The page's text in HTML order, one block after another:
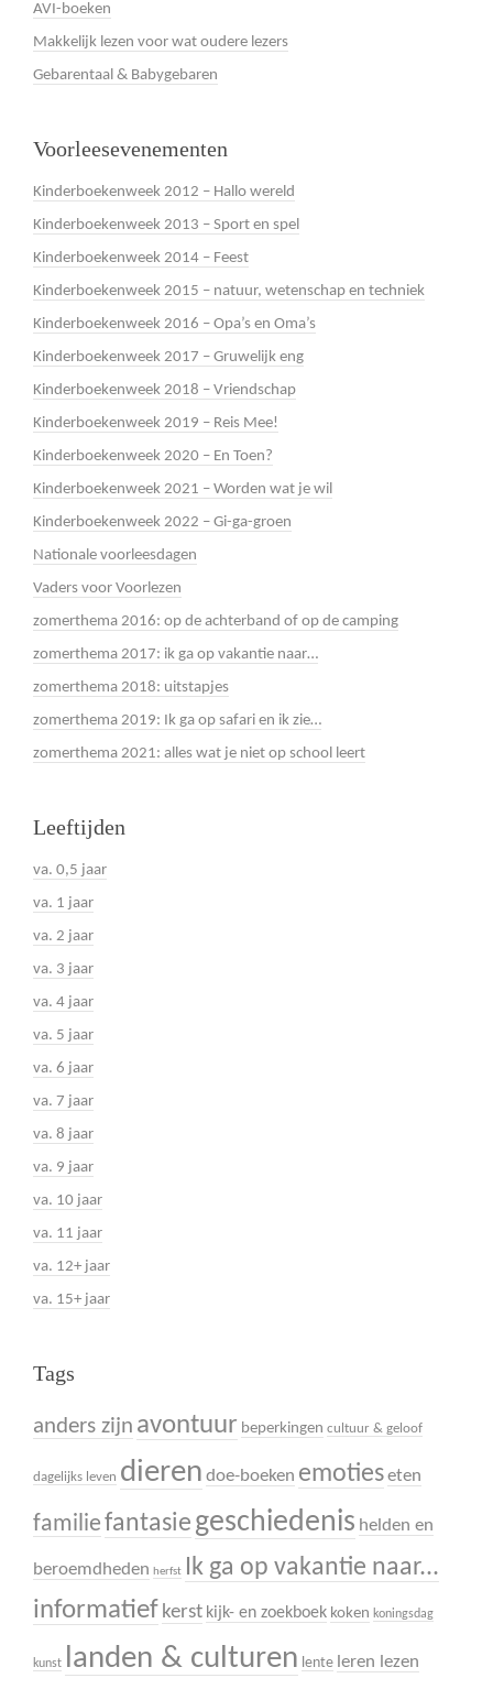
AVI-boeken
Makkelijk lezen voor wat oudere lezers
Gebarentaal & Babygebaren
Voorleesevenementen
Kinderboekenweek 2012 – Hallo wereld
Kinderboekenweek 2013 – Sport en spel
Kinderboekenweek 2014 – Feest
Kinderboekenweek 2015 – natuur, wetenschap en techniek
Kinderboekenweek 2016 – Opa’s en Oma’s
Kinderboekenweek 2017 – Gruwelijk eng
Kinderboekenweek 2018 – Vriendschap
Kinderboekenweek 2019 – Reis Mee!
Kinderboekenweek 2020 – En Toen?
Kinderboekenweek 2021 – Worden wat je wil
Kinderboekenweek 2022 – Gi-ga-groen
Nationale voorleesdagen
Vaders voor Voorlezen
zomerthema 2016: op de achterband of op de camping
zomerthema 2017: ik ga op vakantie naar…
zomerthema 2018: uitstapjes
zomerthema 2019: Ik ga op safari en ik zie…
zomerthema 2021: alles wat je niet op school leert
Leeftijden
va. 0,5 jaar
va. 1 jaar
va. 2 jaar
va. 3 jaar
va. 4 jaar
va. 5 jaar
va. 6 jaar
va. 7 jaar
va. 8 jaar
va. 9 jaar
va. 10 jaar
va. 11 jaar
va. 12+ jaar
va. 15+ jaar
Tags
anders zijn avontuur beperkingen cultuur & geloof
dagelijks leven dieren doe-boeken emotieseten
familiefantasie geschiedenis helden en
beroemdheden herfst Ik ga op vakantie naar...
informatief kerst kijk- en zoekboek koken koningsdag
kunst landen & culturen lente leren lezen